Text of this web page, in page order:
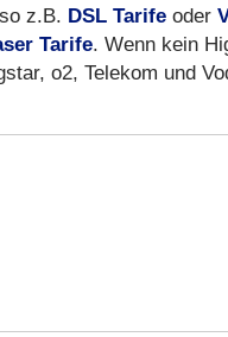
z.B. DSL Tarife oder
Tarife. Wenn kein
o2, Telekom und